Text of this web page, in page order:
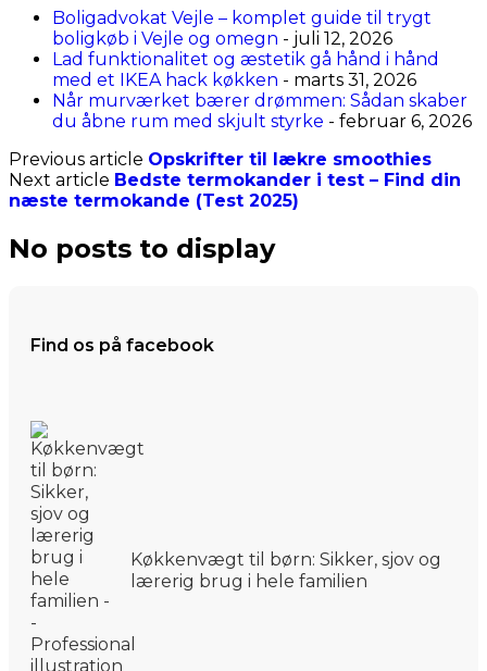
Boligadvokat Vejle – komplet guide til trygt
boligkøb i Vejle og omegn - juli 12, 2026
Lad funktionalitet og æstetik gå hånd i hånd
med et IKEA hack køkken - marts 31, 2026
Når murværket bærer drømmen: Sådan skaber
du åbne rum med skjult styrke - februar 6, 2026
Previous article Opskrifter til lækre smoothies
Next article Bedste termokander i test – Find din
næste termokande (Test 2025)
No posts to display
Find os på facebook
Køkkenvægt til børn: Sikker, sjov og
lærerig brug i hele familien